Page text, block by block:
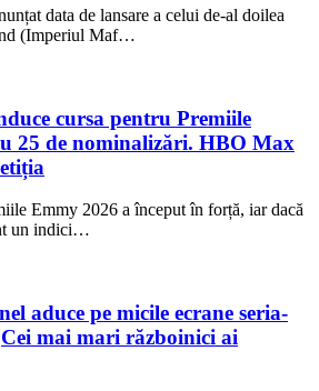
data de lansare a celui de-al doilea
(Imperiul Maf…
cursa pentru Premiile
25 de nominalizări. HBO Max
Emmy 2026 a început în forță, iar dacă
un indici…
aduce pe micile ecrane seria-
mai mari războinici ai